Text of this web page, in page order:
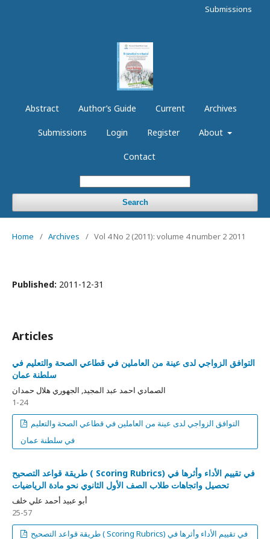
Abstract Author’s Guide Current Archives
Submissions Login Register About
Contact
Search
Submissions
Home / Archives / Vol 4 No 2 (2011): volume 4 number 2 2011
Published: 2011-12-31
Articles
التوافق الزواجي لدى عينة من العاملين في قطاعي الصحة والتعليم في
سلطنة عمان
الصمادي احمد عبد المجيد, الجهوري هلال حمدان
1-24
في سلطنة عمان
طريقة قواعد التصحيح ( Scoring Rubrics) في تقييم الأداء وأثرها في
تحصيل واتجاهات طلاب الصف الأول الثانوي نحو مادة الرياضيات
أبو عبيد أحمد علي خلف
25-57